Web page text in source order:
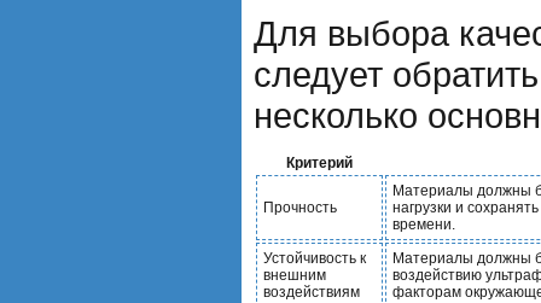
Для выбора
следует
несколько
Критерий
Прочность
Материалы должны
нагрузки и
времени.
Устойчивость к
внешним
воздействиям
Материалы должны
воздействию
факторам